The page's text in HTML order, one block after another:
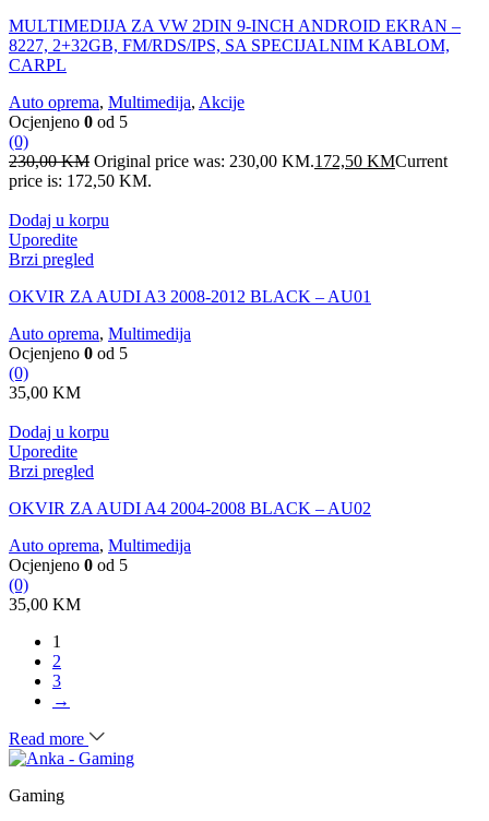
MULTIMEDIJA ZA VW 2DIN 9-INCH ANDROID EKRAN –
8227, 2+32GB, FM/RDS/IPS, SA SPECIJALNIM KABLOM,
CARPL
Auto oprema, Multimedija, Akcije
Ocjenjeno 0 od 5
(0)
230,00KM Original price was: 230,00 KM.172,50 KMCurrent
price is: 172,50 KM.
Dodaj u korpu
Uporedite
Brzi pregled
OKVIR ZA AUDI A3 2008-2012 BLACK – AU01
Auto oprema, Multimedija
Ocjenjeno 0 od 5
(0)
35,00 KM
Dodaj u korpu
Uporedite
Brzi pregled
OKVIR ZA AUDI A4 2004-2008 BLACK – AU02
Auto oprema, Multimedija
Ocjenjeno 0 od 5
(0)
35,00 KM
1
2
3
→
Read more
Gaming